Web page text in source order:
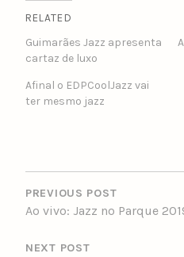
RELATED
Guimarães Jazz apresenta
cartaz de luxo
Afinal o EDPCoolJazz vai
ter mesmo jazz
POST
NAVIGATION
PREVIOUS POST
Ao vivo: Jazz no Parque
NEXT POST